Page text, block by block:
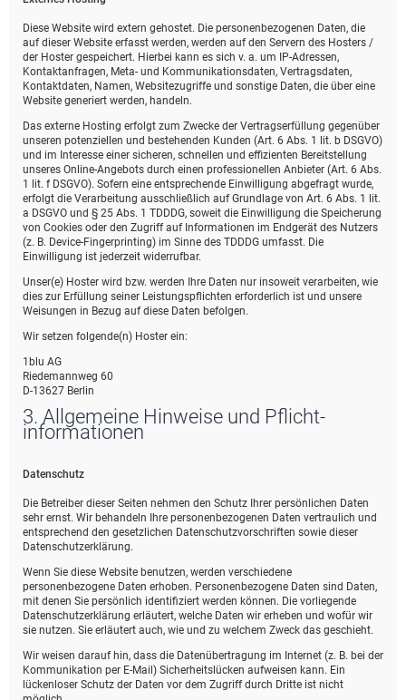
Diese Website wird extern gehostet. Die personenbezogenen Daten, die
auf dieser Website erfasst werden, werden auf den Servern des Hosters /
der Hoster gespeichert. Hierbei kann es sich v. a. um IP-Adressen,
Kontaktanfragen, Meta- und Kommunikationsdaten, Vertragsdaten,
Kontaktdaten, Namen, Websitezugriffe und sonstige Daten, die über eine
Website generiert werden, handeln.
Das externe Hosting erfolgt zum Zwecke der Vertragserfüllung gegenüber
unseren potenziellen und bestehenden Kunden (Art. 6 Abs. 1 lit. b DSGVO)
und im Interesse einer sicheren, schnellen und effizienten Bereitstellung
unseres Online-Angebots durch einen professionellen Anbieter (Art. 6 Abs.
1 lit. f DSGVO). Sofern eine entsprechende Einwilligung abgefragt wurde,
erfolgt die Verarbeitung ausschließlich auf Grundlage von Art. 6 Abs. 1 lit.
a DSGVO und § 25 Abs. 1 TDDDG, soweit die Einwilligung die Speicherung
von Cookies oder den Zugriff auf Informationen im Endgerät des Nutzers
(z. B. Device-Fingerprinting) im Sinne des TDDDG umfasst. Die
Einwilligung ist jederzeit widerrufbar.
Unser(e) Hoster wird bzw. werden Ihre Daten nur insoweit verarbeiten, wie
dies zur Erfüllung seiner Leistungspflichten erforderlich ist und unsere
Weisungen in Bezug auf diese Daten befolgen.
Wir setzen folgende(n) Hoster ein:
1blu AG
Riedemannweg 60
D-13627 Berlin
3. Allgemeine Hinweise und Pflicht­
informationen
Datenschutz
Die Betreiber dieser Seiten nehmen den Schutz Ihrer persönlichen Daten
sehr ernst. Wir behandeln Ihre personenbezogenen Daten vertraulich und
entsprechend den gesetzlichen Datenschutzvorschriften sowie dieser
Datenschutzerklärung.
Wenn Sie diese Website benutzen, werden verschiedene
personenbezogene Daten erhoben. Personenbezogene Daten sind Daten,
mit denen Sie persönlich identifiziert werden können. Die vorliegende
Datenschutzerklärung erläutert, welche Daten wir erheben und wofür wir
sie nutzen. Sie erläutert auch, wie und zu welchem Zweck das geschieht.
Wir weisen darauf hin, dass die Datenübertragung im Internet (z. B. bei der
Kommunikation per E-Mail) Sicherheitslücken aufweisen kann. Ein
lückenloser Schutz der Daten vor dem Zugriff durch Dritte ist nicht